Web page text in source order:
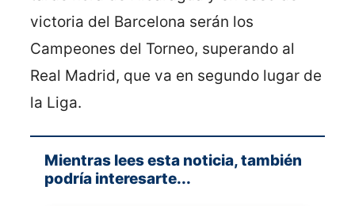
victoria del Barcelona serán los
Campeones del Torneo, superando al
Real Madrid, que va en segundo lugar de
la Liga.
Mientras lees esta noticia, también
podría interesarte...